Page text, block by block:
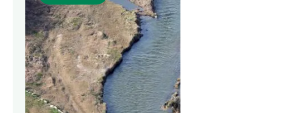
Marca i logotips
Infraestructures
Equitat, Diversitat i Inclusió (EDI)
Oficina de premsa
Ciència oberta i gestió del coneixement
Documentació
Observació de la terra
Temes transversals
Publicacions
Synthesis Actions